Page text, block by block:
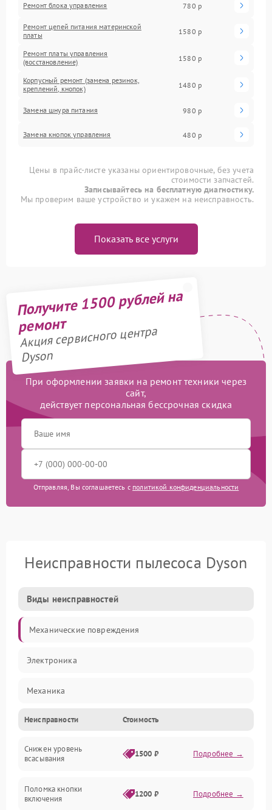
Ремонт блока управления 780 р
Ремонт цепей питания материнской
платы
1580 р
Ремонт платы управления
(восстановление)
1580 р
Корпусный ремонт (замена резинок,
креплений, кнопок)
1480 р
Замена шнура питания 980 р
Замена кнопок управления 480 р
Цены в прайс-листе указаны ориентировочные, без учета
стоимости запчастей.
Записывайтесь на бесплатную диагностику.
Мы проверим ваше устройство и укажем на неисправность.
Показать все услуги
Получите 1500 рублей на
ремонт
Акция сервисного центра
Dyson
При оформлении заявки на ремонт техники через
сайт,
действует персональная бессрочная скидка
Отправляя, Вы соглашаетесь с политикой конфиденциальности
Неисправности пылесоса Dyson
Виды неисправностей
Механические повреждения
Электроника
Механика
Электропитание
Всасывание
Неисправности Стоимость
Снижен уровень
всасывания
1500 ₽ Подробнее →
Поломка кнопки
включения
1200 ₽ Подробнее →